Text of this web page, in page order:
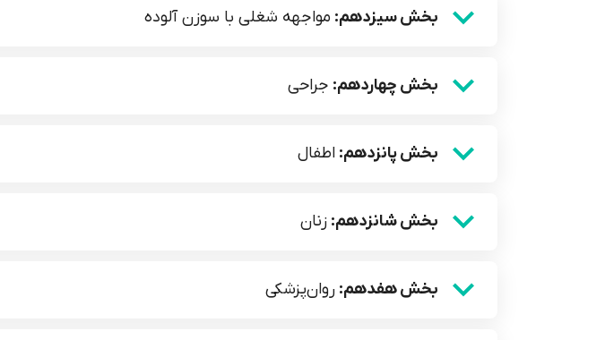
بخش سیزدهم: مواجهه شغلی با سوزن آلوده
بخش چهاردهم: جراحی
بخش پانزدهم: اطفال
بخش شانزدهم: زنان
بخش هفدهم: روان‌پزشکی